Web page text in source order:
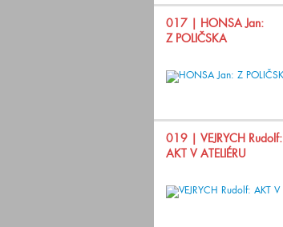
017 | HONSA Jan:
Z POLIČSKA
019 | VEJRYCH Rudolf:
AKT V ATELIÉRU